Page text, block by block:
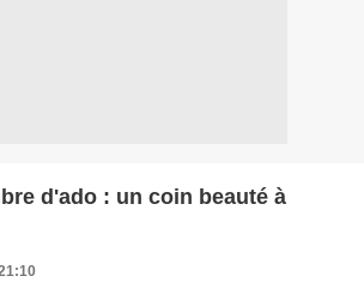
d'ado : un coin beauté à